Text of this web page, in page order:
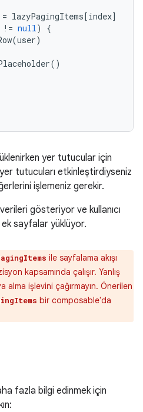
= lazyPagingItems [index]
!= null)
{
(user)
()
yer tutucular için
tutucuları etkinleştirdiyseniz
işlemeniz gerekir.
gösteriyor ve kullanıcı
ek sayfalar yüklüyor.
ile sayfalama akışı
kapsamında çalışır. Yanlış
alma işlevini çağırmayın. Önerilen
bir composable'da
fazla bilgi edinmek için